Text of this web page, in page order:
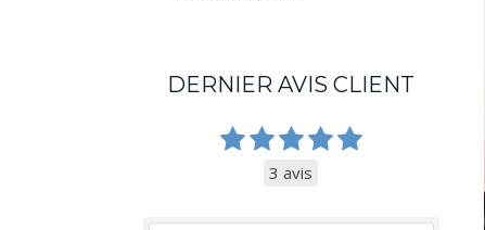
DERNIER AVIS CLIENT
3 avis